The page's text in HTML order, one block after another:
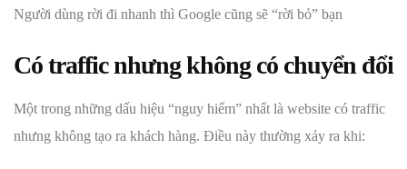
Người dùng rời đi nhanh thì Google cũng sẽ “rời bỏ” bạn
Có traffic nhưng không có chuyển đổi
Một trong những dấu hiệu “nguy hiểm” nhất là website có traffic
nhưng không tạo ra khách hàng. Điều này thường xảy ra khi: